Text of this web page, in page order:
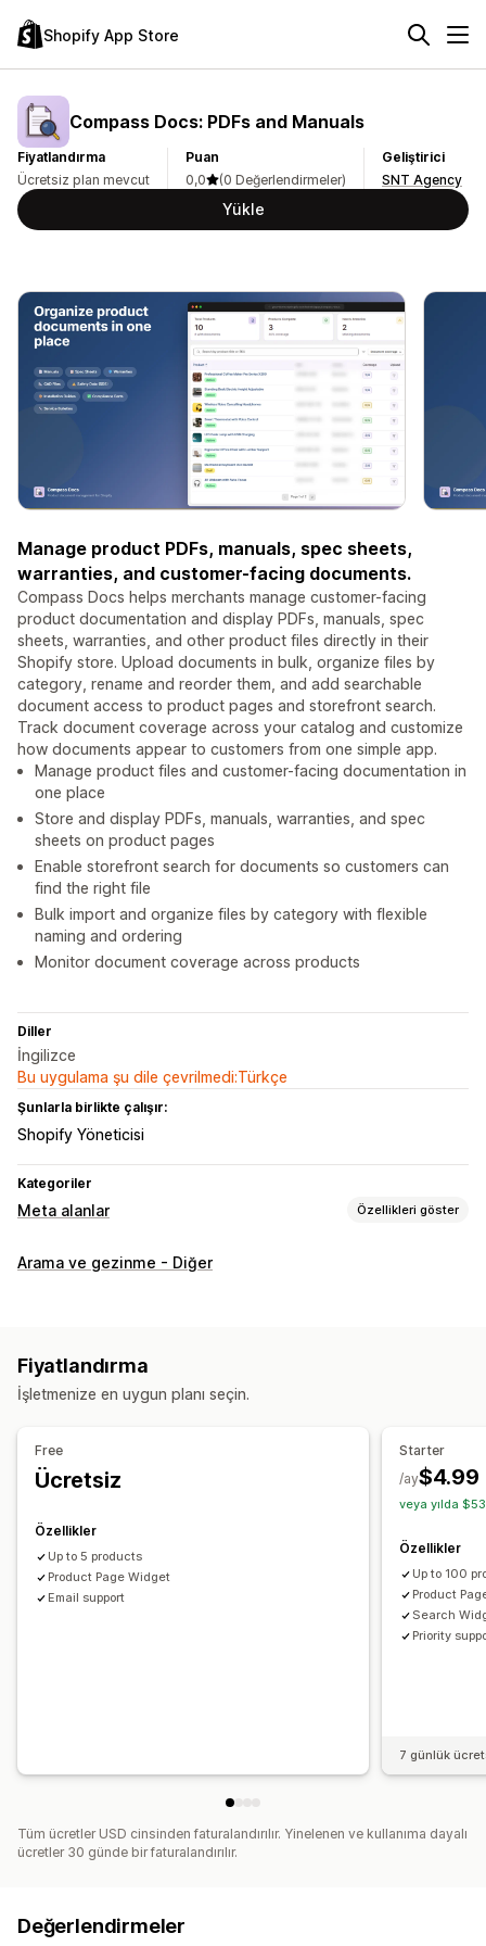
Shopify App Store
Compass Docs: PDFs and Manuals
Fiyatlandırma
Ücretsiz plan mevcut
Puan
0,0
(0 Değerlendirmeler)
Geliştirici
SNT Agency
Yükle
Manage product PDFs, manuals, spec sheets,
warranties, and customer-facing documents.
Compass Docs helps merchants manage customer-facing
product documentation and display PDFs, manuals, spec
sheets, warranties, and other product files directly in their
Shopify store. Upload documents in bulk, organize files by
category, rename and reorder them, and add searchable
document access to product pages and storefront search.
Track document coverage across your catalog and customize
how documents appear to customers from one simple app.
Manage product files and customer-facing documentation in
one place
Store and display PDFs, manuals, warranties, and spec
sheets on product pages
Enable storefront search for documents so customers can
find the right file
Bulk import and organize files by category with flexible
naming and ordering
Monitor document coverage across products
Diller
İngilizce
Bu uygulama şu dile çevrilmedi:Türkçe
Şunlarla birlikte çalışır:
Shopify Yöneticisi
Kategoriler
Meta alanlar Özellikleri göster
Meta alan türleri
İçe ve dışa toplu aktarma
Meta alan düzenleyici
Arama ve gezinme - Diğer
Fiyatlandırma
İşletmenize en uygun planı seçin.
Free
Ücretsiz
Özellikler
Up to 5 products
Product Page Widget
Email support
Starter
$4.99
/ay
veya yılda
Özellikler
Up to 100
Product
Search
Priority
7 günlük
Tüm ücretler USD cinsinden faturalandırılır. Yinelenen ve kullanıma dayalı
ücretler 30 günde bir faturalandırılır.
Değerlendirmeler